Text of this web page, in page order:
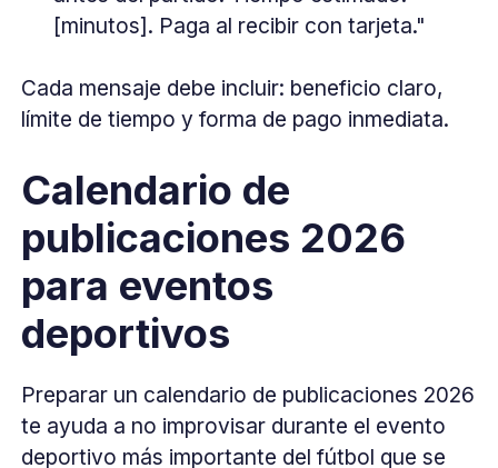
[minutos]. Paga al recibir con tarjeta."
Cada mensaje debe incluir: beneficio claro,
límite de tiempo y forma de pago inmediata.
Calendario de
publicaciones 2026
para eventos
deportivos
Preparar un calendario de publicaciones 2026
te ayuda a no improvisar durante el evento
deportivo más importante del fútbol que se